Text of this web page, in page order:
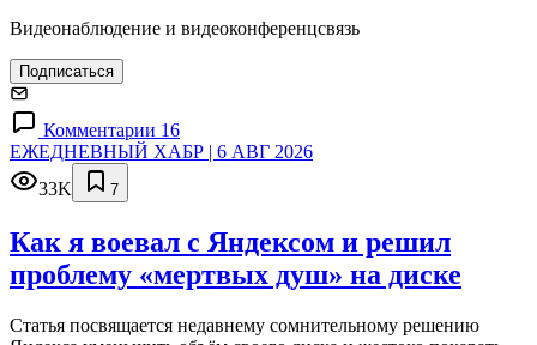
Видеонаблюдение и видеоконференцсвязь
Подписаться
Комментарии 16
ЕЖЕДНЕВНЫЙ ХАБР | 6 АВГ 2026
33K
7
Как я воевал с Яндексом и решил
проблему «мертвых душ» на диске
Статья посвящается недавнему сомнительному решению